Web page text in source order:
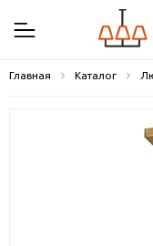
Главная Каталог